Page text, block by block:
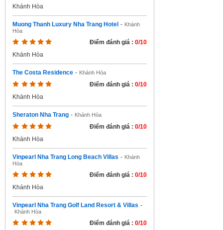
Khánh Hòa
Muong Thanh Luxury Nha Trang Hotel - Khánh
Hòa
Điểm đánh giá : 0/10
Khánh Hòa
The Costa Residence - Khánh Hòa
Điểm đánh giá : 0/10
Khánh Hòa
Sheraton Nha Trang - Khánh Hòa
Điểm đánh giá : 0/10
Khánh Hòa
Vinpearl Nha Trang Long Beach Villas - Khánh
Hòa
Điểm đánh giá : 0/10
Khánh Hòa
Vinpearl Nha Trang Golf Land Resort & Villas -
Khánh Hòa
Điểm đánh giá : 0/10